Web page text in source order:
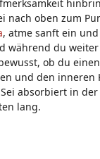
oben zum
, atme sanft ein
während du
ob du
und den
absorbiert in
lang.